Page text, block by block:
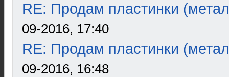
RE: Продам пластинки
09-2016, 17:40
RE: Продам пластинки
09-2016, 16:48